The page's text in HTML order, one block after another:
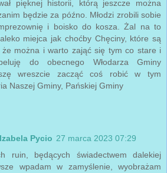
pięknej historii, którą jeszcze można
będzie za późno. Młodzi zrobili sobie
i boisko do kosza. Żal na to
miejca jak choćby Chęciny, które są
można i warto zająć się tym co stare i
do obecnego Włodarza Gminy
wreszcie zacząć coś robić w tym
Naszej Gminy, Pańskiej Gminy
Pycio 27 marca 2023 07:29
ruin, będących świadectwem dalekiej
wpadam w zamyślenie, wyobrażam